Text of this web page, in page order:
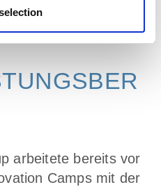
PRODUKT-
arbeitete bereits vor
Camps mit der